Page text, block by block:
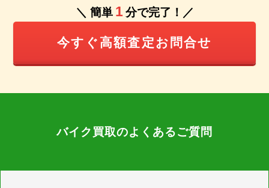
＼ 簡単 1 分で完了！／
今すぐ高額査定お問合せ
バイク買取のよくあるご質問